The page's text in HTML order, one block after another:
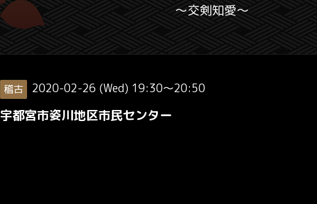
〜交剣知愛〜
稽古 2020-02-26 (Wed) 19:30～20:50
宇都宮市姿川地区市民センター